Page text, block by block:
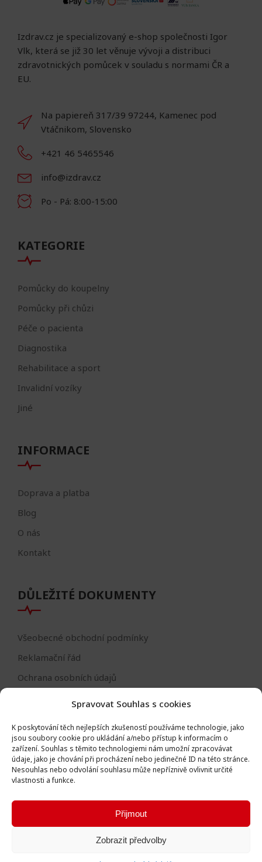
Spravovat Souhlas s cookies
K poskytování těch nejlepších zkušeností používáme technologie, jako
jsou soubory cookie pro ukládání a/nebo přístup k informacím o
zařízení. Souhlas s těmito technologiemi nám umožní zpracovávat
údaje, jako je chování při procházení nebo jedinečné ID na této stránce.
Nesouhlas nebo odvolání souhlasu může nepříznivě ovlivnit určité
vlastnosti a funkce.
Přijmout
Zobrazit předvolby
Izdrav.cz je specializovaný e-shop společnosti Igor
Vlk, která se již 30 let věnuje vývoji a distribuci
zdravotnických pomůcek v souladu s normami ČR a
EU.
Na papiereň 317/39 97244, Kamenec pod
Vtáčnikom, Slovensko
+421 46 5465546
info@izdrav.cz
Po - Pá: 8:00-15:00
KATEGORIE
Pomůcky do koupelny
Pomůcky při chůzi
Péče o pacienta
Diagnostika
Rehabilitace a sport
Invalidní vozíky
Jiné
INFORMACE
Doprava a platba
Blog
O nás
Kontakt
DŮLEŽITÉ DOKUMENTY
Všeobecné obchodní podmínky
Reklamační řád
Ochrana osobních údajů
Formulář - odstoupení od smlouvy
Odstoupení od smlouvy
Všechna práva vyhrazena © Igor Vlk - soukromá firma 2016 -